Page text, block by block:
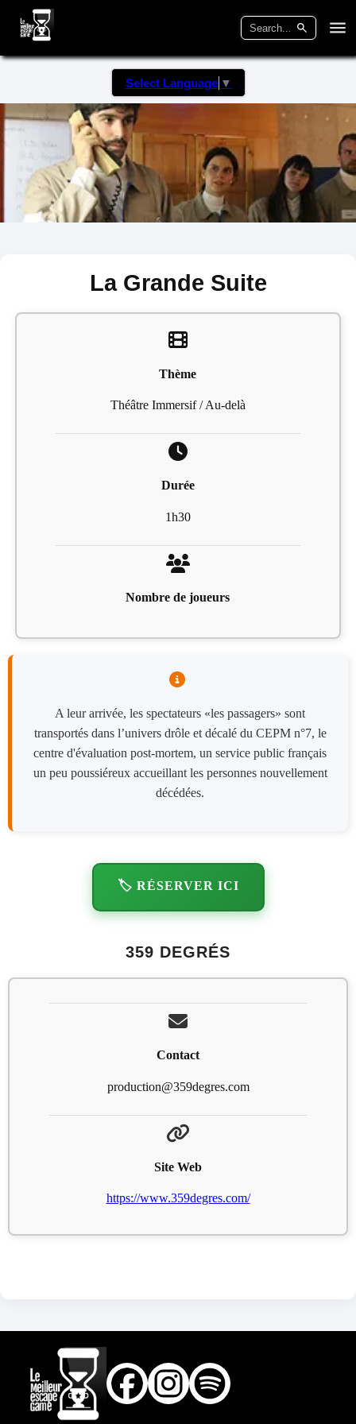
Select Language ▼
La Grande Suite
Thème
Théâtre Immersif / Au-delà
Durée
1h30
Nombre de joueurs
A leur arrivée, les spectateurs «les passagers» sont
transportés dans l’univers drôle et décalé du CEPM n°7, le
centre d'évaluation post-mortem, un service public français
un peu poussiéreux accueillant les personnes nouvellement
décédées.
🏷️ RÉSERVER ICI
359 DEGRÉS
Contact
production@359degres.com
Site Web
https://www.359degres.com/